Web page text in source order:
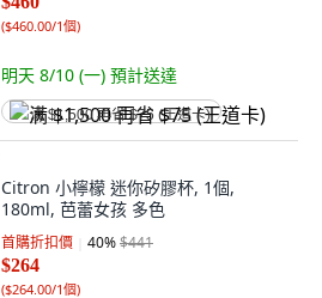
($460.00/1個)
明天 8/10 (一) 預計送達
满 $1,500 再省 $75 (王道卡)
Citron 小檸檬 迷你矽膠杯, 1個,
180ml, 芭蕾女孩 多色
首購折扣價 40%$441
$264
($264.00/1個)